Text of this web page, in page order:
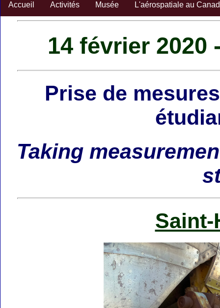
Accueil Activités Musée L'aérospatiale au
14 février 2020
Prise de
Taking
Saint-